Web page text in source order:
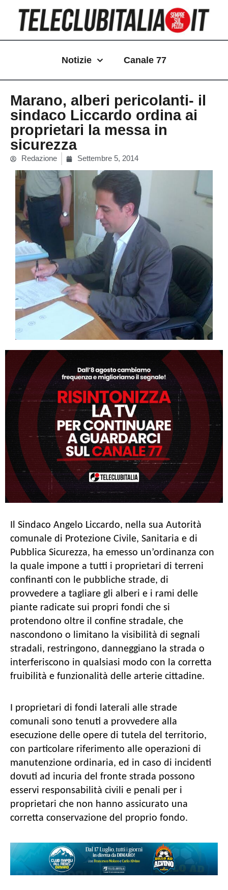
contenuto
Notizie Canale 77
Marano, alberi pericolanti- il
sindaco Liccardo ordina ai
proprietari la messa in
sicurezza
Redazione Settembre 5, 2014
Il Sindaco Angelo Liccardo, nella sua Autorità
comunale di Protezione Civile, Sanitaria e di
Pubblica Sicurezza, ha emesso un’ordinanza con
la quale impone a tutti i proprietari di terreni
confinanti con le pubbliche strade, di
provvedere a tagliare gli alberi e i rami delle
piante radicate sui propri fondi che si
protendono oltre il confine stradale, che
nascondono o limitano la visibilità di segnali
stradali, restringono, danneggiano la strada o
interferiscono in qualsiasi modo con la corretta
fruibilità e funzionalità delle arterie cittadine.
I proprietari di fondi laterali alle strade
comunali sono tenuti a provvedere alla
esecuzione delle opere di tutela del territorio,
con particolare riferimento alle operazioni di
manutenzione ordinaria, ed in caso di incidenti
dovuti ad incuria del fronte strada possono
esservi responsabilità civili e penali per i
proprietari che non hanno assicurato una
corretta conservazione del proprio fondo.